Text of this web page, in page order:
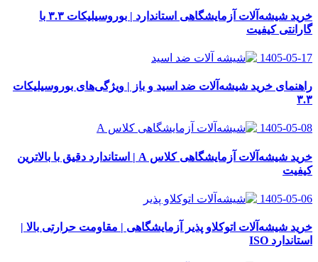
خرید شیشه‌آلات آزمایشگاهی استاندارد | بوروسیلیکات ۳.۳ با
گارانتی کیفیت
1405-05-17
راهنمای خرید شیشه‌آلات ضد اسید و باز | ویژگی‌های بوروسیلیکات
۳.۳
1405-05-08
خرید شیشه‌آلات آزمایشگاهی کلاس A | استاندارد دقیق با بالاترین
کیفیت
1405-05-06
خرید شیشه‌آلات اتوکلاو پذیر آزمایشگاهی | مقاومت حرارتی بالا |
استاندارد ISO